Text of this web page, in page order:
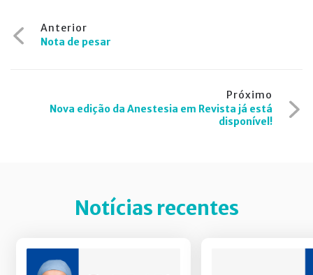
Navegação
de
Anterior
Nota de pesar
Próximo
Nova edição da Anestesia em Revista já está
disponível!
Notícias recentes